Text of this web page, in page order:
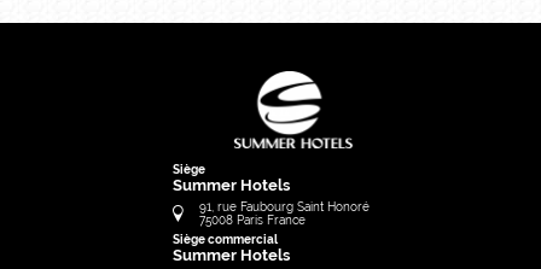
Siège
Summer Hotels
91, rue Faubourg Saint Honoré
75008 Paris France
Siège commercial
Summer Hotels